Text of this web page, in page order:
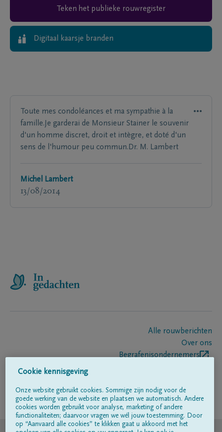
Teken het publieke rouwregister
Digitaal kaarsje branden
Toute mes condoléances et ma sympathie à la
famille.Je garderai de Monsieur Stainer le souvenir
d'un homme discret, droit et intègre, et doté d'un
sens de l'humour peu commun.Dr. M. Lambert
Michel Lambert
13/08/2014
Alle rouwberichten
Over ons
Begrafenisondernemers
Volg ons op
Cookie kennisgeving
Onze website gebruikt cookies. Sommige zijn nodig voor de
goede werking van de website en plaatsen we automatisch. Andere
cookies worden gebruikt voor analyse, marketing of andere
functionaliteiten; daarvoor vragen we wél jouw toestemming. Door
op “Aanvaard alle cookies” te klikken gaat u akkoord met het